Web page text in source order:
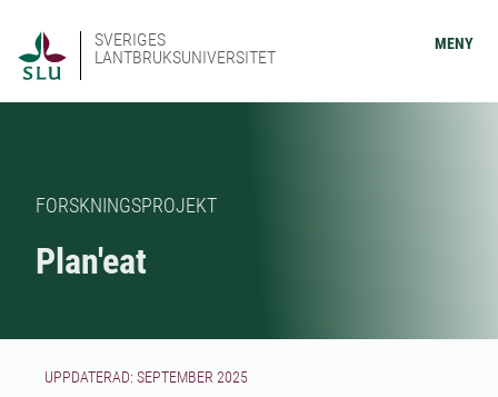
SVERIGES
LANTBRUKSUNIVERSITET
MENY
FORSKNINGSPROJEKT
Plan'eat
UPPDATERAD: SEPTEMBER 2025